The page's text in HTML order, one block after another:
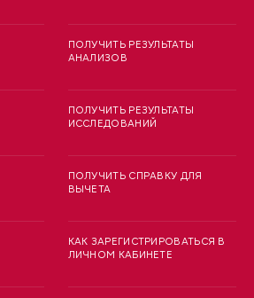
ПОЛУЧИТЬ РЕЗУЛЬТАТЫ
АНАЛИЗОВ
ПОЛУЧИТЬ РЕЗУЛЬТАТЫ
ИССЛЕДОВАНИЙ
ПОЛУЧИТЬ СПРАВКУ ДЛЯ
ВЫЧЕТА
КАК ЗАРЕГИСТРИРОВАТЬСЯ В
ЛИЧНОМ КАБИНЕТЕ